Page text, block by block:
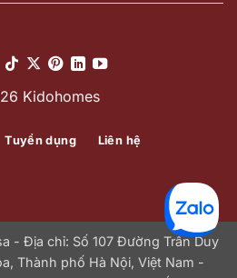
Kidohomes
Tuyển dụng Liên hệ
- Địa chỉ: Số 107 Đường Trần Duy
Thành phố Hà Nội, Việt Nam -